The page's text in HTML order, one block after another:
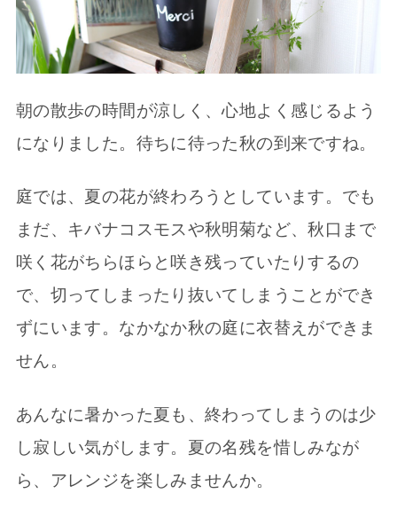
朝の散歩の時間が涼しく、心地よく感じるよう
になりました。待ちに待った秋の到来ですね。
庭では、夏の花が終わろうとしています。でも
まだ、キバナコスモスや秋明菊など、秋口まで
咲く花がちらほらと咲き残っていたりするの
で、切ってしまったり抜いてしまうことができ
ずにいます。なかなか秋の庭に衣替えができま
せん。
あんなに暑かった夏も、終わってしまうのは少
し寂しい気がします。夏の名残を惜しみなが
ら、アレンジを楽しみませんか。